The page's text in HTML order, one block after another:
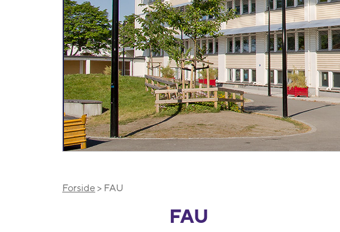
Forside > FAU
FAU